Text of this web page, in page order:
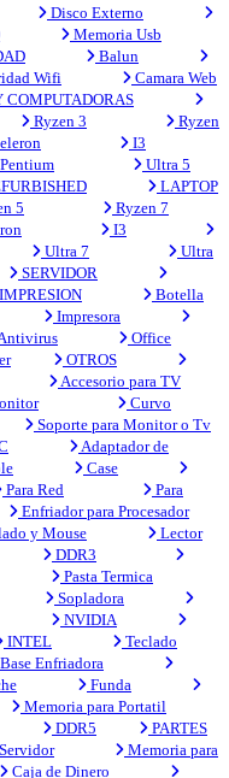
Disco Externo
Memoria Usb
Balun
Wifi
Camara Web
COMPUTADORAS
Ryzen 3
Ryzen
I3
Pentium
Ultra 5
LAPTOP
5
Ryzen 7
I3
Ultra 7
Ultra
SERVIDOR
IMPRESION
Botella
Impresora
Office
OTROS
Accesorio para TV
Curvo
Soporte para Monitor o Tv
Adaptador de
Case
Para Red
Para
Enfriador para Procesador
y Mouse
Lector
DDR3
Pasta Termica
Sopladora
NVIDIA
INTEL
Teclado
Base Enfriadora
Funda
Memoria para Portatil
DDR5
PARTES
Memoria para
Caja de Dinero